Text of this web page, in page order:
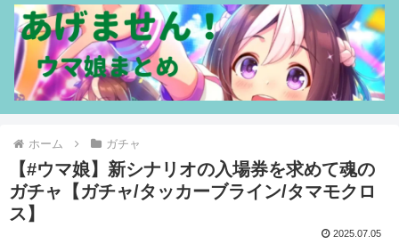
ホーム ガチャ
【#ウマ娘】新シナリオの入場券を求めて魂の
ガチャ【ガチャ/タッカーブライン/タマモクロ
ス】
2025.07.05